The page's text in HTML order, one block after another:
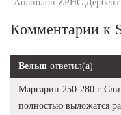
-Анаполон ZPHC Дербент
Комментарии к
Вельш ответил(а)
Маргарин 250-280 г
полностью выложатся